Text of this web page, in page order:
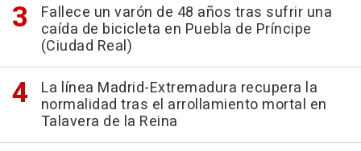
Fallece un varón de 48 años tras sufrir una
caída de bicicleta en Puebla de Príncipe
(Ciudad Real)
La línea Madrid-Extremadura recupera la
normalidad tras el arrollamiento mortal en
Talavera de la Reina